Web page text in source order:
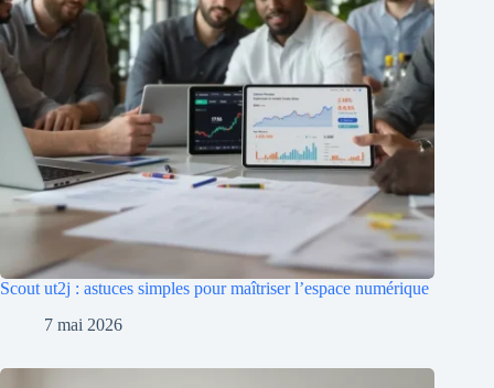
Scout ut2j : astuces simples pour maîtriser l’espace numérique
7 mai 2026